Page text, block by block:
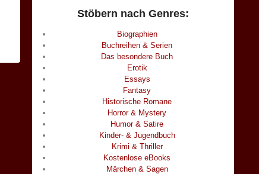
Stöbern nach Genres:
Biographien
Buchreihen & Serien
Das besondere Buch
Erotik
Essays
Fantasy
Historische Romane
Horror & Mystery
Humor & Satire
Kinder- & Jugendbuch
Krimi & Thriller
Kostenlose eBooks
Märchen & Sagen